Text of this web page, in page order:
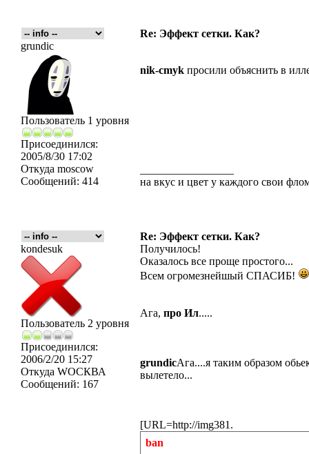
Re: Эффект сетки. Как?
grundic
Пользователь 1 уровня
Присоединился:
2005/8/30 17:02
Откуда moscow
Сообщений: 414
nik-cmyk просили объяснить в
на вкус и цвет у каждого свои
Re: Эффект сетки. Как?
kondesuk
Пользователь 2 уровня
Присоединился:
2006/2/20 15:27
Откуда WOСКВА
Сообщений: 167
Получилось!
Оказалось все проще простого...
Всем огромезнейшый СПАСИБ!
Ага, про Ил.....
grundicАга....я таким образом
вылетело...
[URL=http://img381.
ban